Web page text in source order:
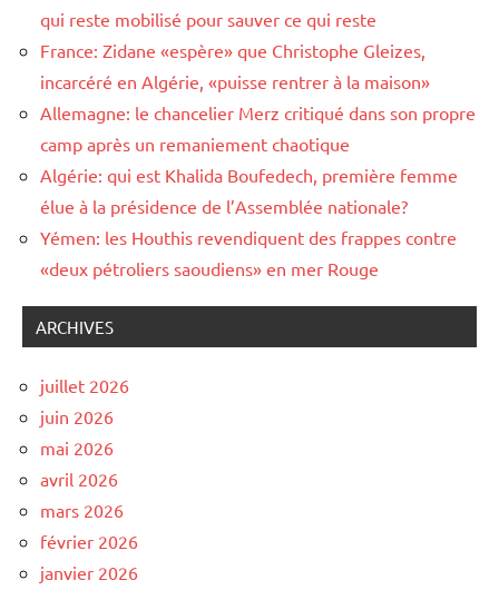
qui reste mobilisé pour sauver ce qui reste
France: Zidane «espère» que Christophe Gleizes,
incarcéré en Algérie, «puisse rentrer à la maison»
Allemagne: le chancelier Merz critiqué dans son propre
camp après un remaniement chaotique
Algérie: qui est Khalida Boufedech, première femme
élue à la présidence de l’Assemblée nationale?
Yémen: les Houthis revendiquent des frappes contre
«deux pétroliers saoudiens» en mer Rouge
ARCHIVES
juillet 2026
juin 2026
mai 2026
avril 2026
mars 2026
février 2026
janvier 2026